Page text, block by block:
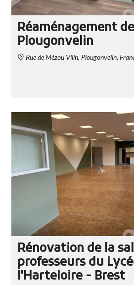
Réaménagement
Plougonvelin
Rue de Mézou Vilin, Plougonvelin,
Rénovation de la
professeurs du
l'Harteloire - Brest